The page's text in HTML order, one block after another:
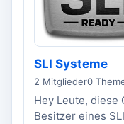
SLI Systeme
2 Mitglieder0
Hey Leute, diese
Besitzer eines